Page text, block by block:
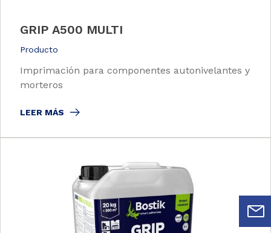
GRIP A500 MULTI
Producto
Imprimación para componentes autonivelantes y
morteros
LEER MÁS